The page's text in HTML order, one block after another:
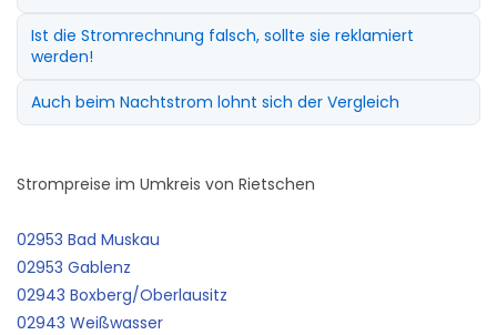
Ist die Stromrechnung falsch, sollte sie reklamiert
werden!
Auch beim Nachtstrom lohnt sich der Vergleich
Strompreise im Umkreis von Rietschen
02953 Bad Muskau
02953 Gablenz
02943 Boxberg/Oberlausitz
02943 Weißwasser